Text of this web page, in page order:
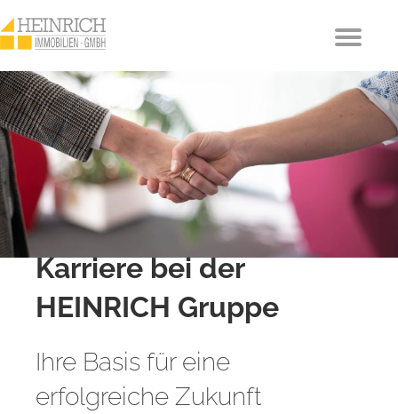
Karriere bei der
HEINRICH Gruppe
Ihre Basis für eine
erfolgreiche Zukunft